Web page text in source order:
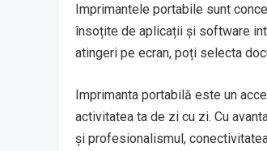
Imprimantele portabile sunt
însoțite de aplicații și software
atingeri pe ecran, poți selecta
Imprimanta portabilă este un
activitatea ta de zi cu zi. Cu
și profesionalismul,